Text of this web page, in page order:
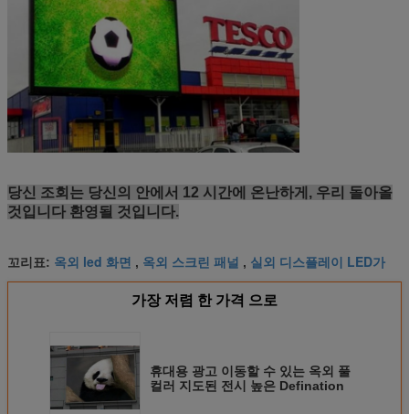
당신 조회는 당신의 안에서 12 시간에 온난하게, 우리 돌아올
것입니다 환영될 것입니다.
꼬리표: 옥외 led 화면 , 옥외 스크린 패널 , 실외 디스플레이 LED가
가장 저렴 한 가격 으로
휴대용 광고 이동할 수 있는 옥외 풀
컬러 지도된 전시 높은 Defination